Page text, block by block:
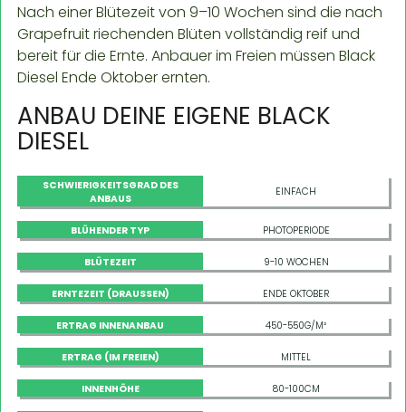
Nach einer Blütezeit von 9–10 Wochen sind die nach
Grapefruit riechenden Blüten vollständig reif und
bereit für die Ernte. Anbauer im Freien müssen Black
Diesel Ende Oktober ernten.
ANBAU DEINE EIGENE BLACK
DIESEL
SCHWIERIGKEITSGRAD DES
ANBAUS
EINFACH
BLÜHENDER TYP PHOTOPERIODE
BLÜTEZEIT 9-10 WOCHEN
ERNTEZEIT (DRAUSSEN) ENDE OKTOBER
ERTRAG INNENANBAU 450-550G/M²
ERTRAG (IM FREIEN) MITTEL
INNENHÖHE 80-100CM